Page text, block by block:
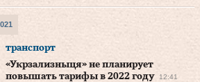
транспорт
«Укрзализныця» не планирует
повышать тарифы в 2022 году
12:41